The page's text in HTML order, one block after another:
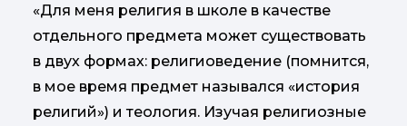
«Для меня религия в школе в качестве
отдельного предмета может существовать
в двух формах: религиоведение (помнится,
в мое время предмет назывался «история
религий») и теология. Изучая религиозные